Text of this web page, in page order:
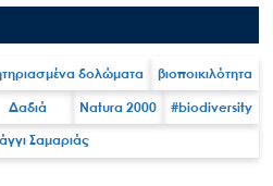
δολώματα βιοποικιλότητα
Δαδιά Natura 2000 #biodiversity
Σαμαριάς